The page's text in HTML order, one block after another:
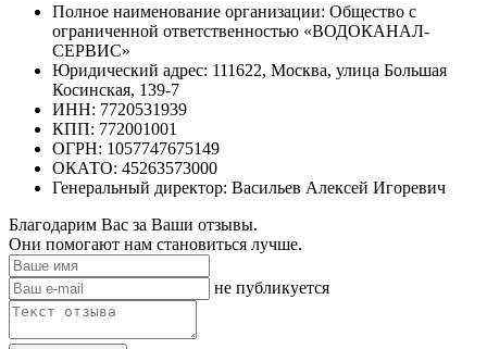
Полное наименование организации: Общество с
ограниченной ответственностью «ВОДОКАНАЛ-
СЕРВИС»
Юридический адрес: 111622, Москва, улица Большая
Косинская, 139-7
ИНН: 7720531939
КПП: 772001001
ОГРН: 1057747675149
ОКАТО: 45263573000
Генеральный директор: Васильев Алексей Игоревич
Благодарим Вас за Ваши отзывы.
Они помогают нам становиться лучше.
не публикуется